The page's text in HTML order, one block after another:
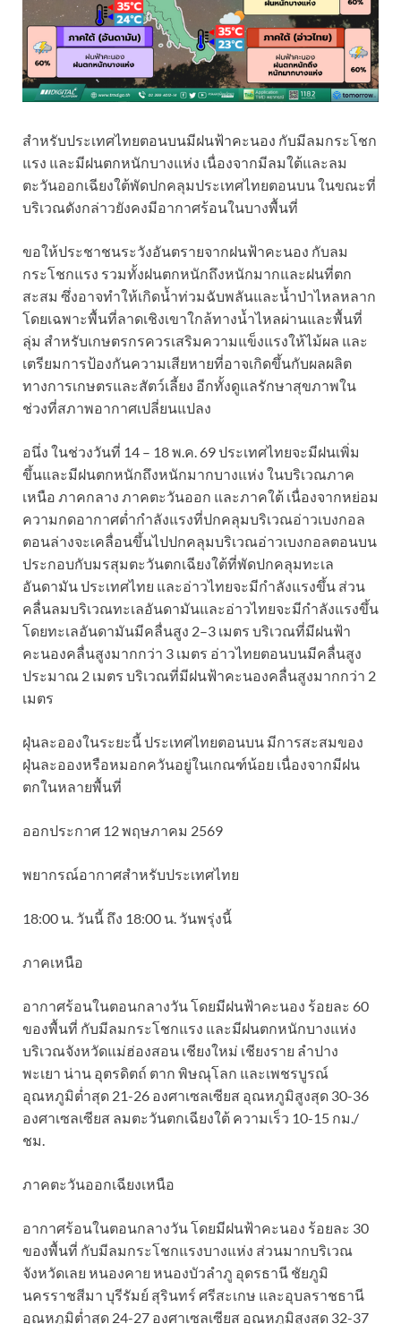
สำหรับประเทศไทยตอนบนมีฝนฟ้าคะนอง กับมีลมกระโชก
แรง และมีฝนตกหนักบางแห่ง เนื่องจากมีลมใต้และลม
ตะวันออกเฉียงใต้พัดปกคลุมประเทศไทยตอนบน ในขณะที่
บริเวณดังกล่าวยังคงมีอากาศร้อนในบางพื้นที่
ขอให้ประชาชนระวังอันตรายจากฝนฟ้าคะนอง กับลม
กระโชกแรง รวมทั้งฝนตกหนักถึงหนักมากและฝนที่ตก
สะสม ซึ่งอาจทำให้เกิดน้ำท่วมฉับพลันและน้ำป่าไหลหลาก
โดยเฉพาะพื้นที่ลาดเชิงเขาใกล้ทางน้ำไหลผ่านและพื้นที่
ลุ่ม สำหรับเกษตรกรควรเสริมความแข็งแรงให้ไม้ผล และ
เตรียมการป้องกันความเสียหายที่อาจเกิดขึ้นกับผลผลิต
ทางการเกษตรและสัตว์เลี้ยง อีกทั้งดูแลรักษาสุขภาพใน
ช่วงที่สภาพอากาศเปลี่ยนแปลง
อนึ่ง ในช่วงวันที่ 14 – 18 พ.ค. 69 ประเทศไทยจะมีฝนเพิ่ม
ขึ้นและมีฝนตกหนักถึงหนักมากบางแห่ง ในบริเวณภาค
เหนือ ภาคกลาง ภาคตะวันออก และภาคใต้ เนื่องจากหย่อม
ความกดอากาศต่ำกำลังแรงที่ปกคลุมบริเวณอ่าวเบงกอล
ตอนล่างจะเคลื่อนขึ้นไปปกคลุมบริเวณอ่าวเบงกอลตอนบน
ประกอบกับมรสุมตะวันตกเฉียงใต้ที่พัดปกคลุมทะเล
อันดามัน ประเทศไทย และอ่าวไทยจะมีกำลังแรงขึ้น ส่วน
คลื่นลมบริเวณทะเลอันดามันและอ่าวไทยจะมีกำลังแรงขึ้น
โดยทะเลอันดามันมีคลื่นสูง 2–3 เมตร บริเวณที่มีฝนฟ้า
คะนองคลื่นสูงมากกว่า 3 เมตร อ่าวไทยตอนบนมีคลื่นสูง
ประมาณ 2 เมตร บริเวณที่มีฝนฟ้าคะนองคลื่นสูงมากกว่า 2
เมตร
ฝุ่นละอองในระยะนี้ ประเทศไทยตอนบน มีการสะสมของ
ฝุ่นละอองหรือหมอกควันอยู่ในเกณฑ์น้อย เนื่องจากมีฝน
ตกในหลายพื้นที่
ออกประกาศ 12 พฤษภาคม 2569
พยากรณ์อากาศสำหรับประเทศไทย
18:00 น. วันนี้ ถึง 18:00 น. วันพรุ่งนี้
ภาคเหนือ
อากาศร้อนในตอนกลางวัน โดยมีฝนฟ้าคะนอง ร้อยละ 60
ของพื้นที่ กับมีลมกระโชกแรง และมีฝนตกหนักบางแห่ง
บริเวณจังหวัดแม่ฮ่องสอน เชียงใหม่ เชียงราย ลำปาง
พะเยา น่าน อุตรดิตถ์ ตาก พิษณุโลก และเพชรบูรณ์
อุณหภูมิต่ำสุด 21-26 องศาเซลเซียส อุณหภูมิสูงสุด 30-36
องศาเซลเซียส ลมตะวันตกเฉียงใต้ ความเร็ว 10-15 กม./
ชม.
ภาคตะวันออกเฉียงเหนือ
อากาศร้อนในตอนกลางวัน โดยมีฝนฟ้าคะนอง ร้อยละ 30
ของพื้นที่ กับมีลมกระโชกแรงบางแห่ง ส่วนมากบริเวณ
จังหวัดเลย หนองคาย หนองบัวลำภู อุดรธานี ชัยภูมิ
นครราชสีมา บุรีรัมย์ สุรินทร์ ศรีสะเกษ และอุบลราชธานี
อุณหภูมิต่ำสุด 24-27 องศาเซลเซียส อุณหภูมิสูงสุด 32-37